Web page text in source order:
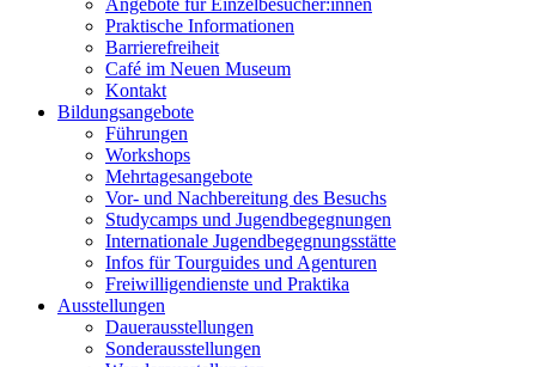
Angebote für Einzelbesucher:innen
Praktische Informationen
Barrierefreiheit
Café im Neuen Museum
Kontakt
Bildungsangebote
Führungen
Workshops
Mehrtagesangebote
Vor- und Nachbereitung des Besuchs
Studycamps und Jugendbegegnungen
Internationale Jugendbegegnungsstätte
Infos für Tourguides und Agenturen
Freiwilligendienste und Praktika
Ausstellungen
Dauerausstellungen
Sonderausstellungen